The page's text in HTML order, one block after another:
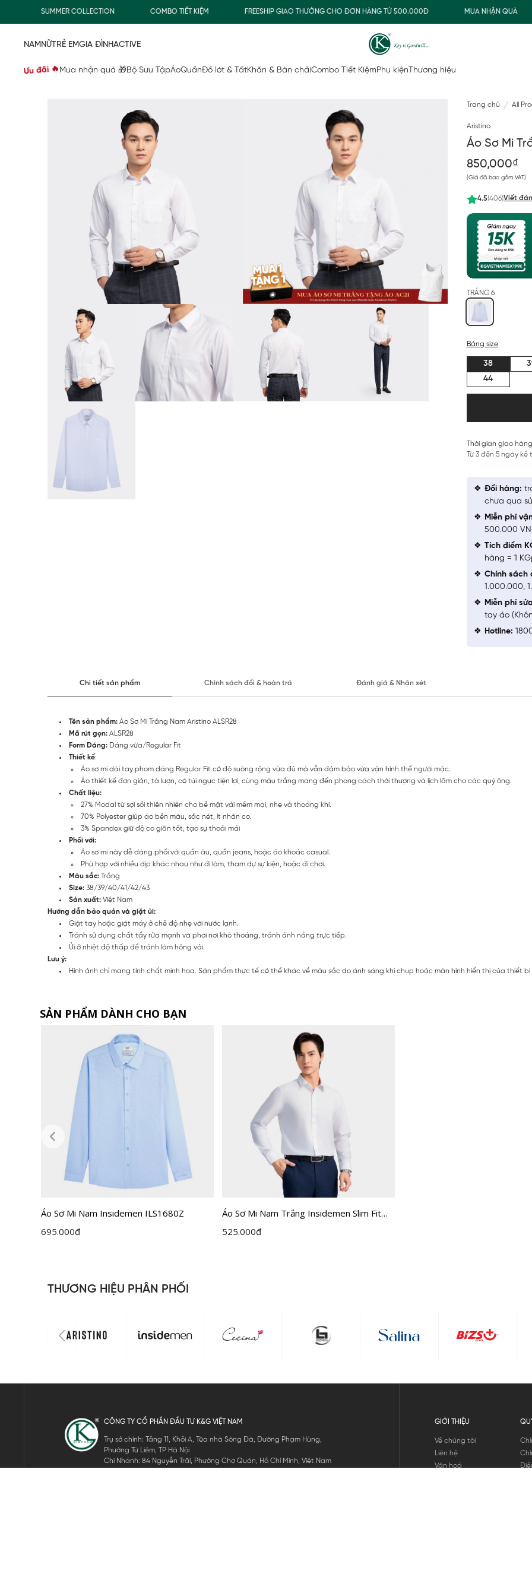
SUMMER COLLECTION COMBO TIẾT KIỆM FREESHIP GIAO THƯỜNG CHO ĐƠN HÀNG TỪ 500.000Đ MUA NHẬN QUÀ
NAMNỮTRẺ EMGIA ĐÌNHACTIVE
Ưu đãi 🔥 Mua nhận quà 🎁Bộ Sưu TậpÁoQuầnĐồ lót & TấtKhăn & Bàn chảiCombo Tiết KiệmPhụ kiện Thương hiệu
Trang chủ All
Aristino
Áo Sơ Mi
850,000₫
(Giá đã bao gồm VAT)
4.5(406)Viết
TRẮNG 6
Bảng size
38
44
Thời gian giao
Từ 3 đến 5 ngày
Đổi hàng:
chưa qua
Miễn phí
500.000
Tích điểm
hàng = 1
Chính sách
1.000.000,
Miễn phí
tay áo
Hotline:
Chi tiết sản phẩm Chính sách đổi & hoàn trả Đánh giá & Nhận xét
Tên sản phẩm: Áo Sơ Mi Trắng Nam Aristino ALSR28
Mã rút gọn: ALSR28
Form Dáng: Dáng vừa/Regular Fit
Thiết kế:
Áo sơ mi dài tay phom dáng Regular Fit có độ suông rộng vừa đủ mà vẫn đảm bảo vừa vặn hình thể người mặc.
Áo thiết kế đơn giản, tà lượn, có túi ngực tiện lợi, cùng màu trắng mang đến phong cách thời thượng và lịch lãm cho các quý ông.
Chất liệu:
27% Modal từ sợi sồi thiên nhiên cho bề mặt vải mềm mại, nhẹ và thoáng khí.
70% Polyester giúp áo bền màu, sắc nét, ít nhăn co.
3% Spandex giữ độ co giãn tốt, tạo sự thoải mái
Phối với:
Áo sơ mi này dễ dàng phối với quần âu, quần jeans, hoặc áo khoác casual.
Phù hợp với nhiều dịp khác nhau như đi làm, tham dự sự kiện, hoặc đi chơi.
Màu sắc: Trắng
Size: 38/39/40/41/42/43
Sản xuất: Việt Nam
Hướng dẫn bảo quản và giặt ủi:
Giặt tay hoặc giặt máy ở chế độ nhẹ với nước lạnh.
Tránh sử dụng chất tẩy rửa mạnh và phơi nơi khô thoáng, tránh ánh nắng trực tiếp.
Ủi ở nhiệt độ thấp để tránh làm hỏng vải.
Lưu ý:
Hình ảnh chỉ mang tính chất minh họa. Sản phẩm thực tế có thể khác về màu sắc do ánh sáng khi chụp hoặc màn hình hiển thị của thiết
SẢN PHẨM DÀNH CHO BẠN
Áo Sơ Mi Nam Insidemen ILS1680Z
695.000đ
Áo Sơ Mi Nam Trắng Insidemen Slim Fit
ILS158F0H0
525.000đ
THƯƠNG HIỆU PHÂN PHỐI
CÔNG TY CỔ PHẦN ĐẦU TƯ K&G VIỆT NAM
Trụ sở chính: Tầng 11, Khối A, Tòa nhà Sông Đà, Đường Phạm Hùng,
Phường Từ Liêm, TP Hà Nội
Chi Nhánh: 84 Nguyễn Trãi, Phường Chợ Quán, Hồ Chí Minh, Việt Nam
GIỚI THIỆU
Về chúng tôi
Liên hệ
Văn hoá